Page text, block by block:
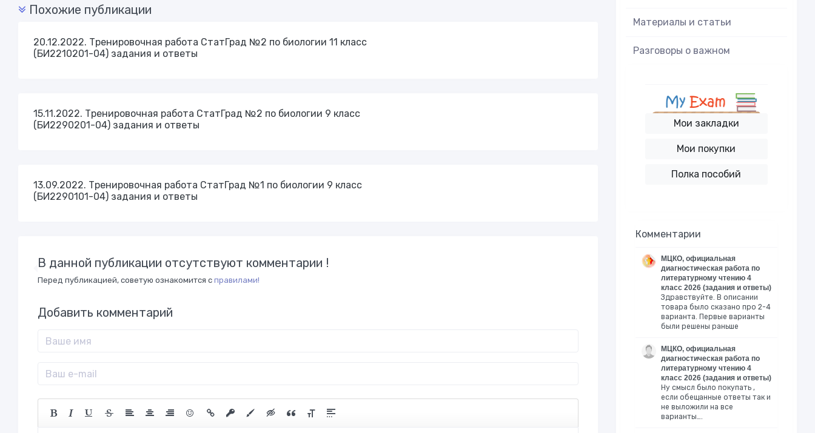
Похожие публикации
20.12.2022. Тренировочная работа СтатГрад №2 по биологии 11 класс
(БИ2210201-04) задания и ответы
15.11.2022. Тренировочная работа СтатГрад №2 по биологии 9 класс
(БИ2290201-04) задания и ответы
13.09.2022. Тренировочная работа СтатГрад №1 по биологии 9 класс
(БИ2290101-04) задания и ответы
В данной публикации отсутствуют комментарии !
Перед публикацией, советую ознакомится с правилами!
Добавить комментарий
Материалы и статьи
Разговоры о важном
Мои закладки
Мои покупки
Полка пособий
Комментарии
МЦКО, официальная
диагностическая работа по
литературному чтению 4
класс 2026 (задания и ответы)
Здравствуйте. В описании
товара было сказано про 2-4
варианта. Первые варианты
были решены раньше
МЦКО, официальная
диагностическая работа по
литературному чтению 4
класс 2026 (задания и ответы)
Ну смысл было покупать ,
если обещанные ответы так и
не выложили на все
варианты….